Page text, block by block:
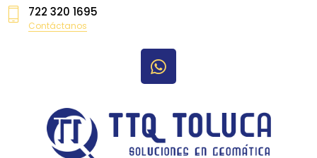
722 320 1695
Contáctanos